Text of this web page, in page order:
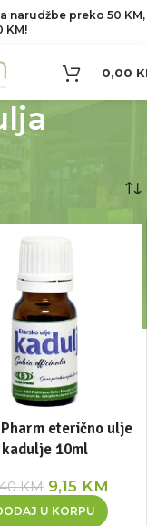
narudžbe preko 50 KM,
KM!
0,00
eterično ulje
kadulje 10ml
KM 9,15 KM
U KORPU